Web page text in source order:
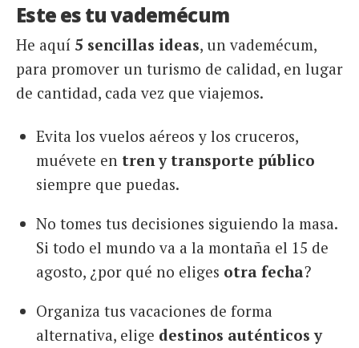
Este es tu vademécum
He aquí 5 sencillas ideas, un vademécum,
para promover un turismo de calidad, en lugar
de cantidad, cada vez que viajemos.
Evita los vuelos aéreos y los cruceros,
muévete en tren y transporte público
siempre que puedas.
No tomes tus decisiones siguiendo la masa.
Si todo el mundo va a la montaña el 15 de
agosto, ¿por qué no eliges otra fecha?
Organiza tus vacaciones de forma
alternativa, elige destinos auténticos y